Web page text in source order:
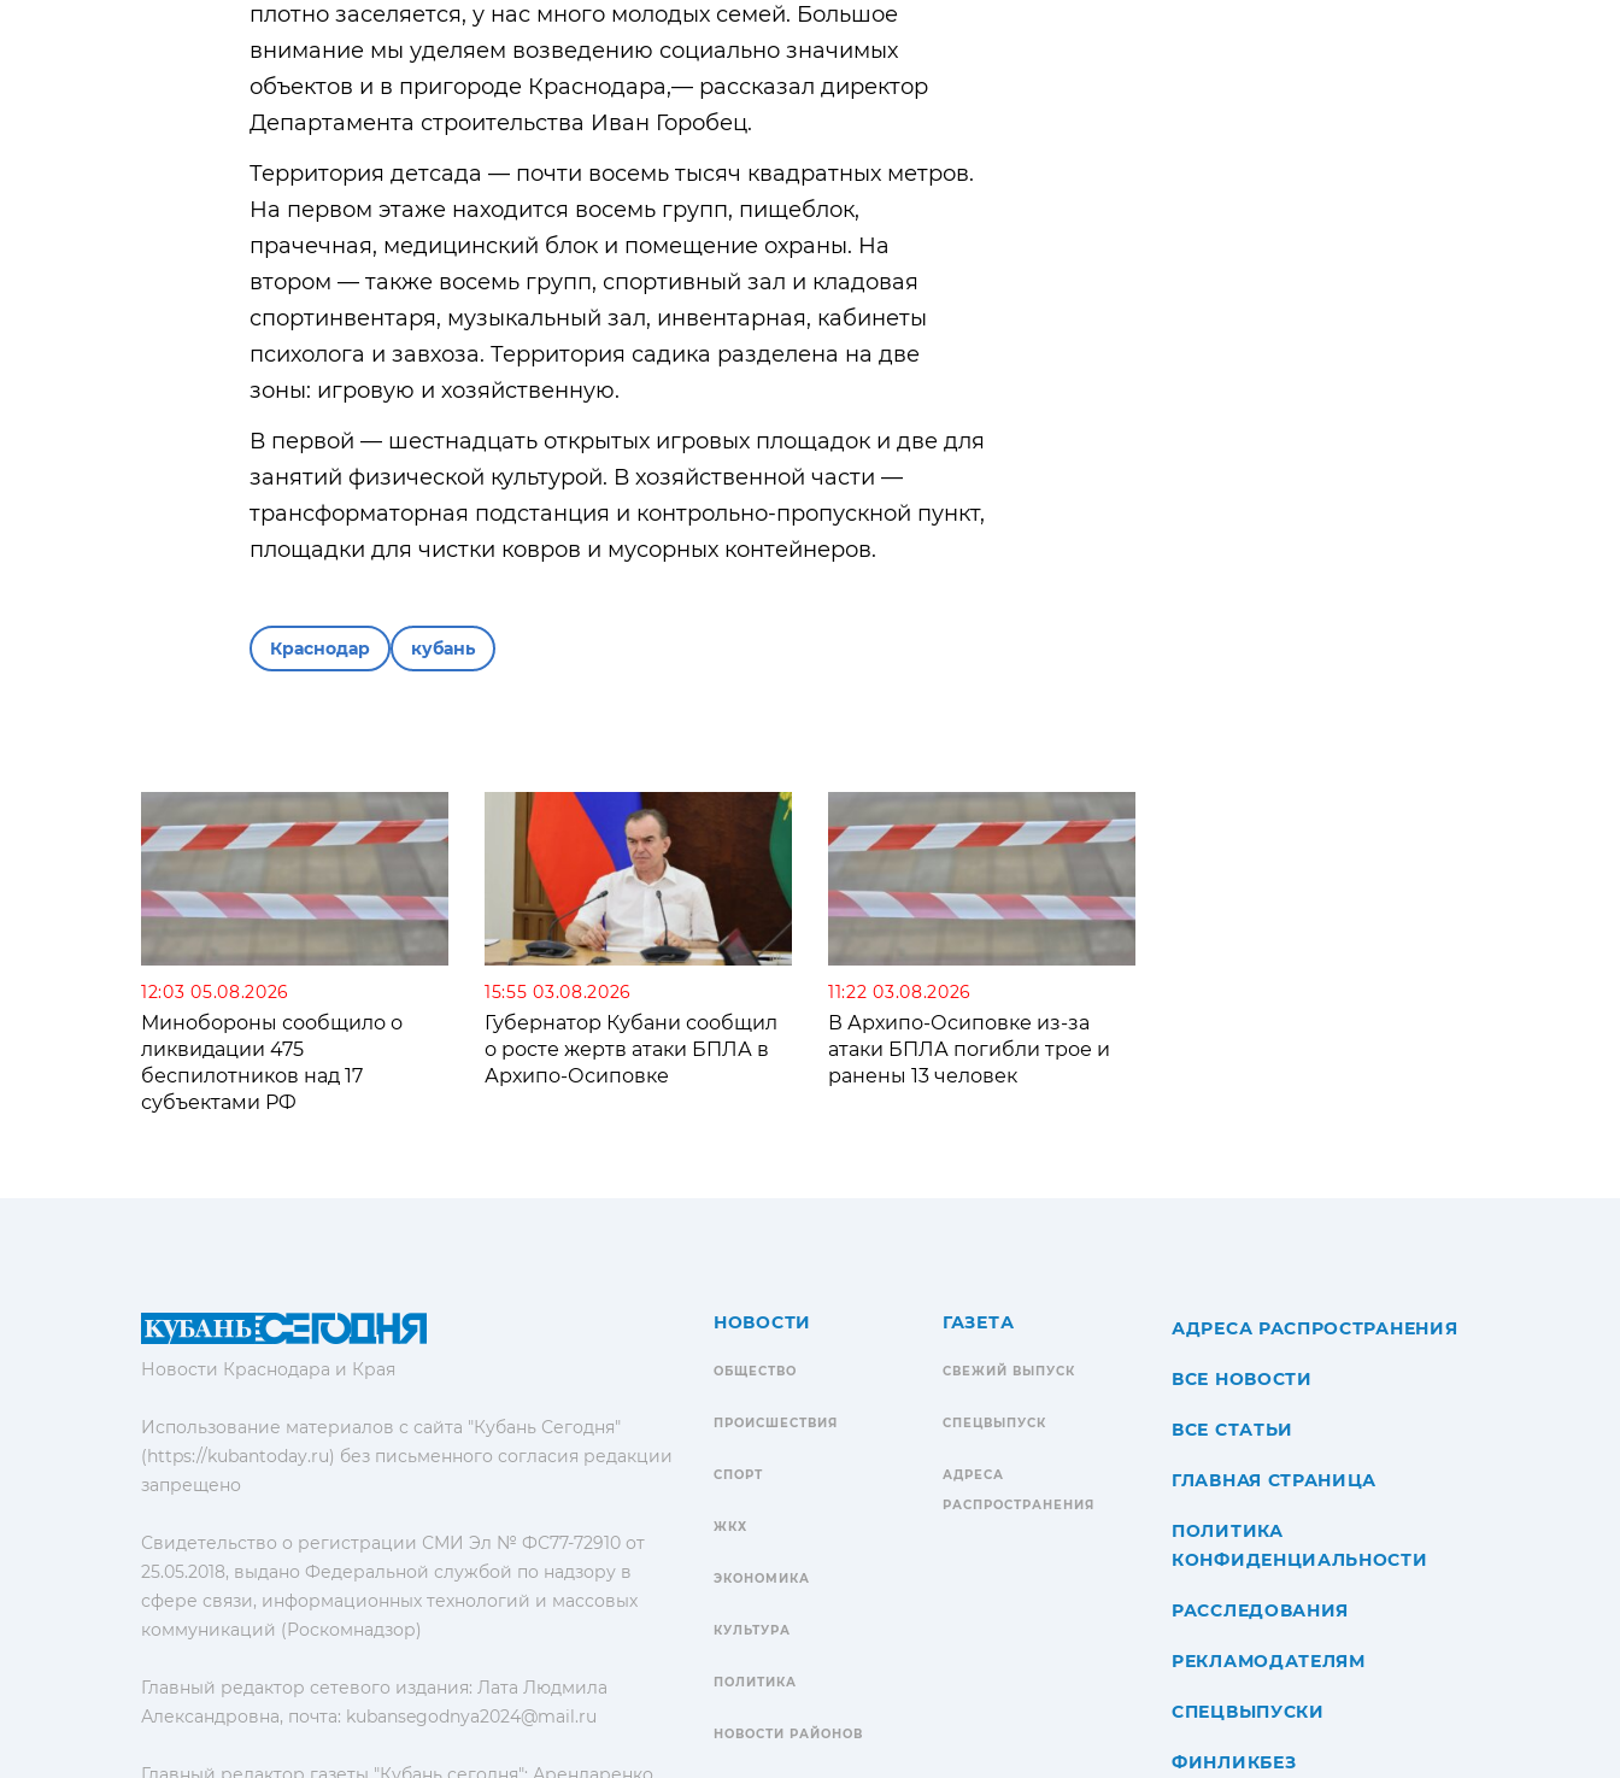
плотно заселяется, у нас много молодых семей. Большое
внимание мы уделяем возведению социально значимых
объектов и в пригороде Краснодара,— рассказал директор
Департамента строительства Иван Горобец.
Территория детсада — почти восемь тысяч квадратных метров.
На первом этаже находится восемь групп, пищеблок,
прачечная, медицинский блок и помещение охраны. На
втором — также восемь групп, спортивный зал и кладовая
спортинвентаря, музыкальный зал, инвентарная, кабинеты
психолога и завхоза. Территория садика разделена на две
зоны: игровую и хозяйственную.
В первой — шестнадцать открытых игровых площадок и две для
занятий физической культурой. В хозяйственной части —
трансформаторная подстанция и контрольно-пропускной пункт,
площадки для чистки ковров и мусорных контейнеров.
Краснодар кубань
12:03 05.08.2026
Минобороны сообщило о
ликвидации 475
беспилотников над 17
субъектами РФ
15:55 03.08.2026
Губернатор Кубани сообщил
о росте жертв атаки БПЛА в
Архипо-Осиповке
11:22 03.08.2026
В Архипо-Осиповке из-за
атаки БПЛА погибли трое и
ранены 13 человек
Новости Краснодара и Края
Использование материалов с сайта "Кубань Сегодня"
(https://kubantoday.ru) без письменного согласия редакции
запрещено
Свидетельство о регистрации СМИ Эл № ФС77-72910 от
25.05.2018, выдано Федеральной службой по надзору в
сфере связи, информационных технологий и массовых
коммуникаций (Роскомнадзор)
Главный редактор сетевого издания: Лата Людмила
Александровна, почта: kubansegodnya2024@mail.ru
НОВОСТИ
ОБЩЕСТВО
ПРОИСШЕСТВИЯ
СПОРТ
ЖКХ
ЭКОНОМИКА
КУЛЬТУРА
ПОЛИТИКА
НОВОСТИ РАЙОНОВ
ГАЗЕТА
СВЕЖИЙ ВЫПУСК
СПЕЦВЫПУСК
АДРЕСА
РАСПРОСТРАНЕНИЯ
АДРЕСА РАСПРОСТРАНЕНИЯ
ВСЕ НОВОСТИ
ВСЕ СТАТЬИ
ГЛАВНАЯ СТРАНИЦА
ПОЛИТИКА
КОНФИДЕНЦИАЛЬНОСТИ
РАССЛЕДОВАНИЯ
РЕКЛАМОДАТЕЛЯМ
СПЕЦВЫПУСКИ
ФИНЛИКБЕЗ